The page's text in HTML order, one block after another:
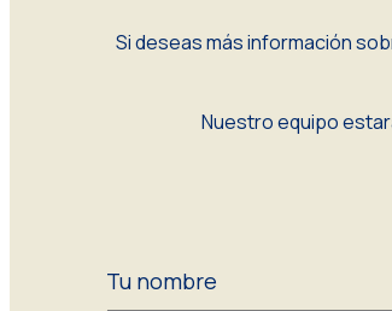
Si deseas más información
Nuestro equipo
Tu nombre